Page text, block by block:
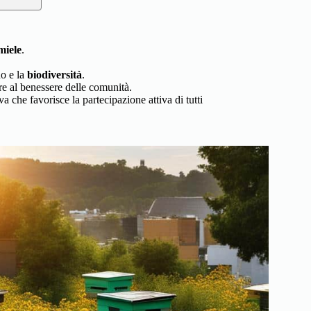
.
e la biodiversità.
al benessere delle comunità.
che favorisce la partecipazione attiva di tutti